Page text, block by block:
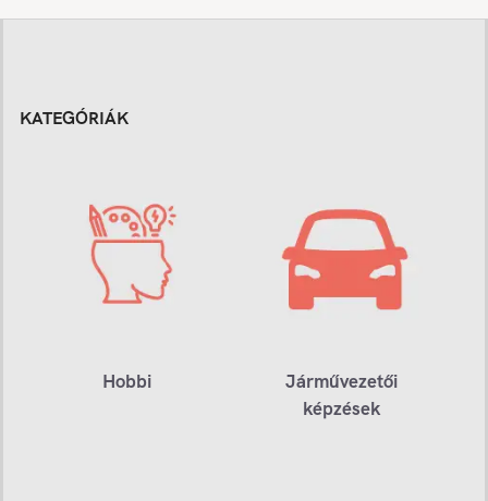
KATEGÓRIÁK
Hobbi
Járművezetői
képzések